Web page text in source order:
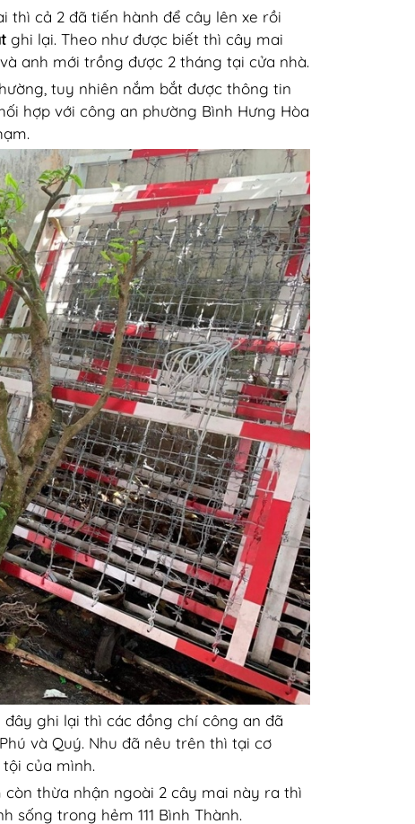
thì cả 2 đã tiến hành để cây lên xe rồi
ghi lại. Theo như được biết thì cây mai
anh mới trồng được 2 tháng tại cửa nhà.
tuy nhiên nắm bắt được thông tin
hợp với công an phường Bình Hưng Hòa
đây ghi lại thì các đồng chí công an đã
và Quý. Nhu đã nêu trên thì tại cơ
của mình.
thừa nhận ngoài 2 cây mai này ra thì
trong hẻm 111 Bình Thành.